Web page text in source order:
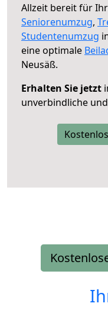
Allzeit bereit für
Seniorenumzug,
Studentenumzug
eine optimale
Neusäß.
Erhalten Sie jetzt
unverbindliche